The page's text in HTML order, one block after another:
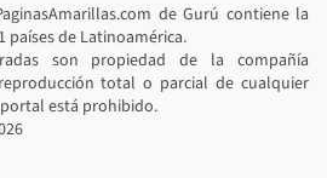
de Gurú contiene la
países de Latinoamérica.
son propiedad de la compañía
total o parcial de cualquier
está prohibido.